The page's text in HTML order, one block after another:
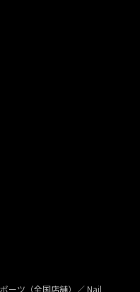
ーツ（全国店舗）／ Nail